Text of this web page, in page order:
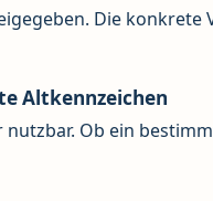
Die
Altkennzeichen
Ob ein